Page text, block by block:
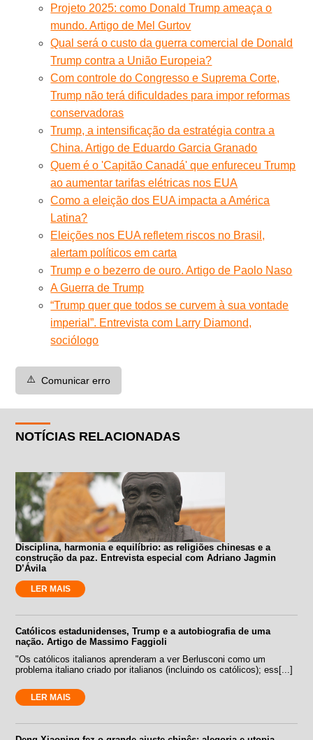
Projeto 2025: como Donald Trump ameaça o
mundo. Artigo de Mel Gurtov
Qual será o custo da guerra comercial de Donald
Trump contra a União Europeia?
Com controle do Congresso e Suprema Corte,
Trump não terá dificuldades para impor reformas
conservadoras
Trump, a intensificação da estratégia contra a
China. Artigo de Eduardo Garcia Granado
Quem é o 'Capitão Canadá' que enfureceu Trump
ao aumentar tarifas elétricas nos EUA
Como a eleição dos EUA impacta a América
Latina?
Eleições nos EUA refletem riscos no Brasil,
alertam políticos em carta
Trump e o bezerro de ouro. Artigo de Paolo Naso
A Guerra de Trump
“Trump quer que todos se curvem à sua vontade
imperial”. Entrevista com Larry Diamond,
sociólogo
⚠️ Comunicar erro
NOTÍCIAS RELACIONADAS
Disciplina, harmonia e equilíbrio: as religiões chinesas e a
construção da paz. Entrevista especial com Adriano Jagmin
D’Ávila
LER MAIS
Católicos estadunidenses, Trump e a autobiografia de uma
nação. Artigo de Massimo Faggioli
"Os católicos italianos aprenderam a ver Berlusconi como um
problema italiano criado por italianos (incluindo os católicos); ess[...]
LER MAIS